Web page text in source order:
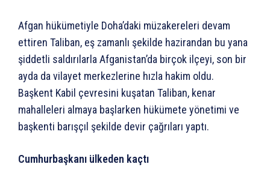
Afgan hükümetiyle Doha’daki müzakereleri devam
ettiren Taliban, eş zamanlı şekilde hazirandan bu yana
şiddetli saldırılarla Afganistan’da birçok ilçeyi, son bir
ayda da vilayet merkezlerine hızla hakim oldu.
Başkent Kabil çevresini kuşatan Taliban, kenar
mahalleleri almaya başlarken hükümete yönetimi ve
başkenti barışçıl şekilde devir çağrıları yaptı.
Cumhurbaşkanı ülkeden kaçtı